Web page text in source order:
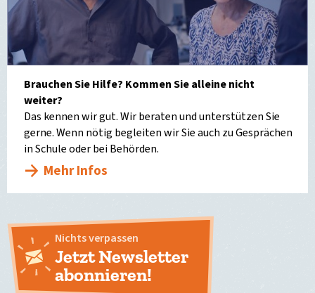
Brauchen Sie Hilfe? Kommen Sie alleine nicht
weiter?
Das kennen wir gut. Wir beraten und unterstützen Sie
gerne. Wenn nötig begleiten wir Sie auch zu Gesprächen
in Schule oder bei Behörden.
Mehr Infos
Nichts verpassen
Jetzt Newsletter
abonnieren!